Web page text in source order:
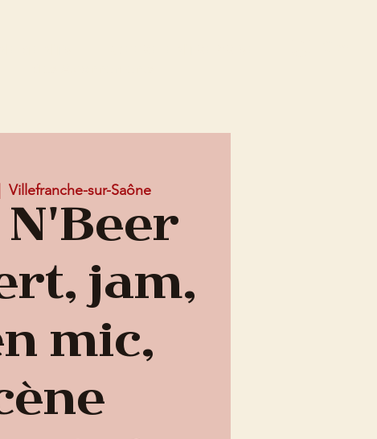
Villefranche-sur-Saône
jam,
mic,